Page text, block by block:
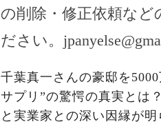
の削除・修正依頼な
ださい。
千葉真一さんの豪邸を
サプリ”の驚愕の真実とは
と実業家との深い因縁が明